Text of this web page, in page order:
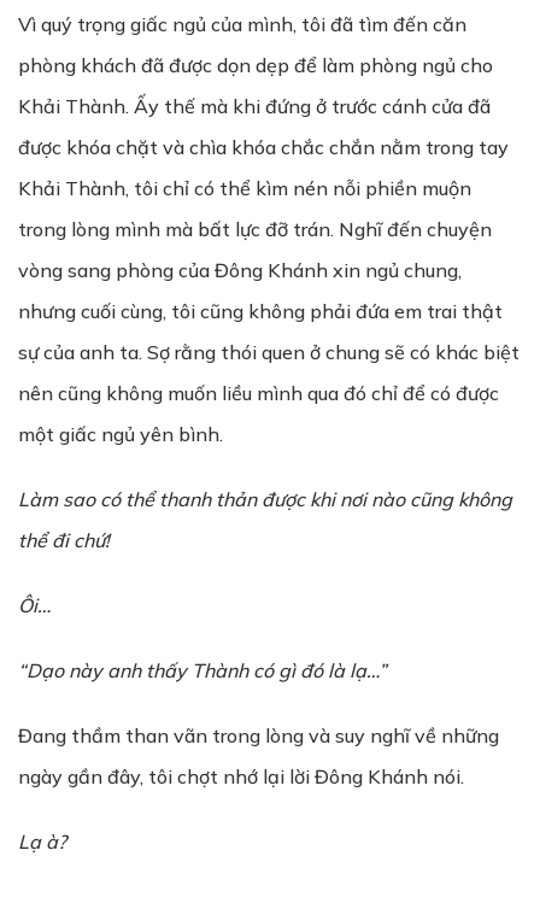
Vì quý trọng giấc ngủ của mình, tôi đã tìm đến căn
phòng khách đã được dọn dẹp để làm phòng ngủ cho
Khải Thành. Ấy thế mà khi đứng ở trước cánh cửa đã
được khóa chặt và chìa khóa chắc chắn nằm trong tay
Khải Thành, tôi chỉ có thể kìm nén nỗi phiền muộn
trong lòng mình mà bất lực đỡ trán. Nghĩ đến chuyện
vòng sang phòng của Đông Khánh xin ngủ chung,
nhưng cuối cùng, tôi cũng không phải đứa em trai thật
sự của anh ta. Sợ rằng thói quen ở chung sẽ có khác biệt
nên cũng không muốn liều mình qua đó chỉ để có được
một giấc ngủ yên bình.
Làm sao có thể thanh thản được khi nơi nào cũng không
thể đi chứ!
Ôi…
“Dạo này anh thấy Thành có gì đó là lạ…”
Đang thầm than vãn trong lòng và suy nghĩ về những
ngày gần đây, tôi chợt nhớ lại lời Đông Khánh nói.
Lạ à?